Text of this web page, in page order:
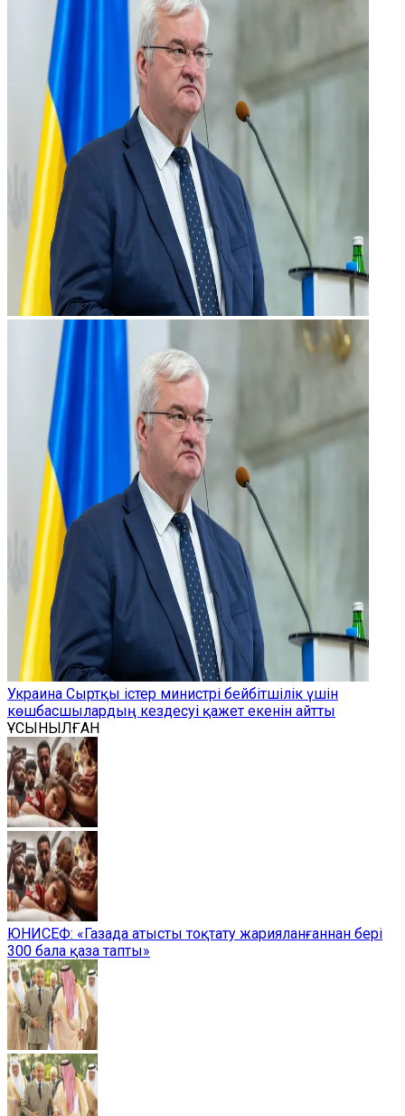
Украина Сыртқы істер министрі бейбітшілік үшін
көшбасшылардың кездесуі қажет екенін айтты
ҰСЫНЫЛҒАН
ЮНИСЕФ: «Газада атысты тоқтату жарияланғаннан бері
300 бала қаза тапты»